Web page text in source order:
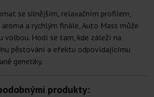
se silnějším, relaxačním profilem,
a rychlým finále, Auto Mass může
volbou. Hodí se tam, kde záleží na
pěstování a efektu odpovídajícímu
genetiky.
produkty: